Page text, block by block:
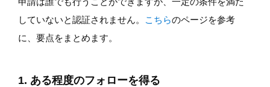
していないと認証されません。
こちらのページを参考
に、要点をまとめます。
1. ある程度のフォローを得る